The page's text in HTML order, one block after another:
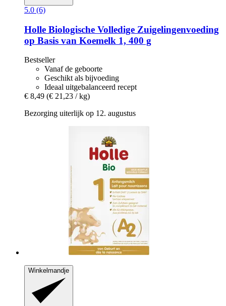
5.0 (6)
Holle Biologische Volledige Zuigelingenvoeding
op Basis van Koemelk 1, 400 g
Bestseller
Vanaf de geboorte
Geschikt als bijvoeding
Ideaal uitgebalanceerd recept
€ 8,49 (€ 21,23 / kg)
Bezorging uiterlijk op 12. augustus
Winkelmandje